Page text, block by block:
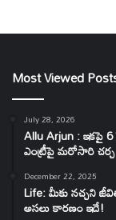
Most Viewed
July 28, 2026
Allu Arjun : ఇకపై
ఎంట్రీపై మరోసారి చర్చ
December 22, 2025
Life: మీకు నచ్చని
అసలు కారణం ఇదే!